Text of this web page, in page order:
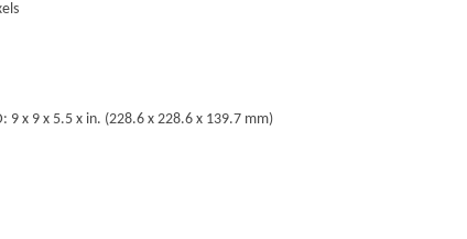
9 x 9 x 5.5 x in. (228.6 x 228.6 x 139.7 mm)